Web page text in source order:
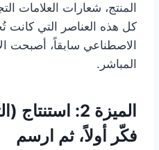
المنتج، شعارات العلامات
كل هذه العناصر التي كانت
الاصطناعي سابقاً، أصبحت
المباشر.
فكّر أولاً، ثم ارسم